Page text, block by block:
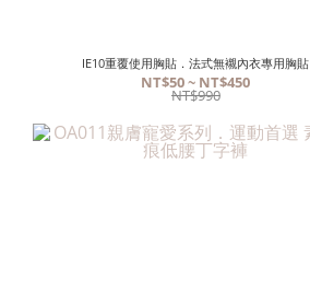
IE10重覆使用胸貼．法式無襯內衣專用胸貼
NT$50 ~ NT$450
NT$990